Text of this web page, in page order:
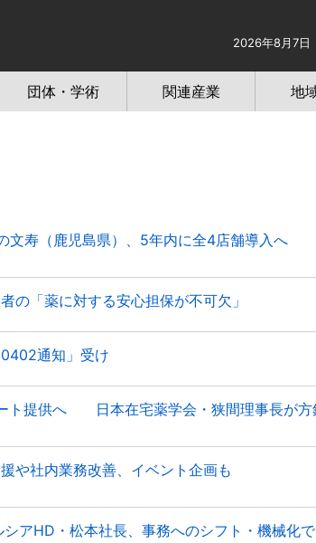
2026年8月7日
団体・学術 関連産業 地
寿（鹿児島県）、5年内に全4店舗導入へ
「薬に対する安心担保が不可欠」
通知」受け
ート提供へ 日本在宅薬学会・狭間理事長が方
社内業務改善、イベント企画も
HD・松本社長、事務へのシフト・機械化で